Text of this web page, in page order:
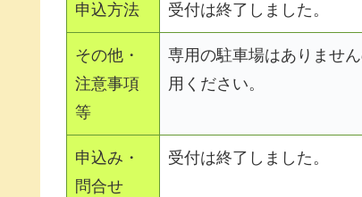
申込方法 受付は終了しました。
その他・
注意事項
等
専用の駐車場はありませ
用ください。
申込み・
問合せ
受付は終了しました。